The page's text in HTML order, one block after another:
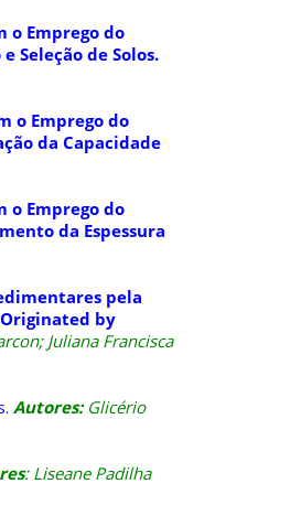
o Emprego do
e Seleção de Solos.
o Emprego do
da Capacidade
o Emprego do
da Espessura
pela
by
Juliana Francisca
Autores:Glicério
: Liseane Padilha